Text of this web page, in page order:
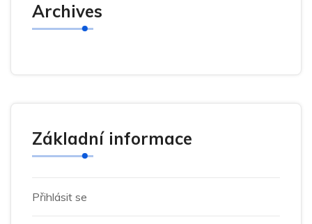
Archives
Základní informace
Přihlásit se